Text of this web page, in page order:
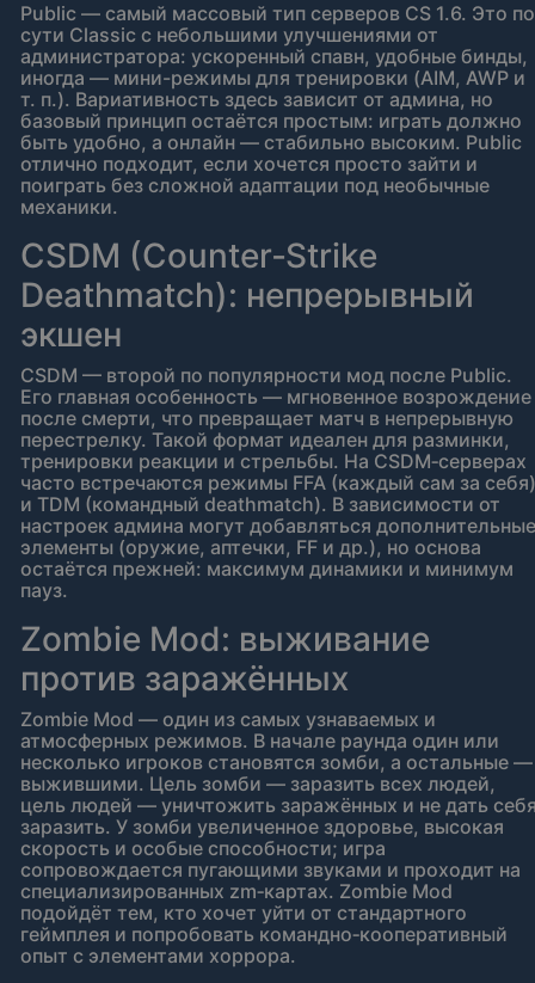
Public — самый массовый тип серверов CS 1.6. Это по
сути Classic с небольшими улучшениями от
администратора: ускоренный спавн, удобные бинды,
иногда — мини-режимы для тренировки (AIM, AWP и
т. п.). Вариативность здесь зависит от админа, но
базовый принцип остаётся простым: играть должно
быть удобно, а онлайн — стабильно высоким. Public
отлично подходит, если хочется просто зайти и
поиграть без сложной адаптации под необычные
механики.
CSDM (Counter‑Strike
Deathmatch): непрерывный
экшен
CSDM — второй по популярности мод после Public.
Его главная особенность — мгновенное возрождение
после смерти, что превращает матч в непрерывную
перестрелку. Такой формат идеален для разминки,
тренировки реакции и стрельбы. На CSDM‑серверах
часто встречаются режимы FFA (каждый сам за себя)
и TDM (командный deathmatch). В зависимости от
настроек админа могут добавляться дополнительные
элементы (оружие, аптечки, FF и др.), но основа
остаётся прежней: максимум динамики и минимум
пауз.
Zombie Mod: выживание
против заражённых
Zombie Mod — один из самых узнаваемых и
атмосферных режимов. В начале раунда один или
несколько игроков становятся зомби, а остальные —
выжившими. Цель зомби — заразить всех людей,
цель людей — уничтожить заражённых и не дать
заразить. У зомби увеличенное здоровье, высокая
скорость и особые способности; игра
сопровождается пугающими звуками и проходит на
специализированных zm‑картах. Zombie Mod
подойдёт тем, кто хочет уйти от стандартного
геймплея и попробовать командно‑кооперативный
опыт с элементами хоррора.